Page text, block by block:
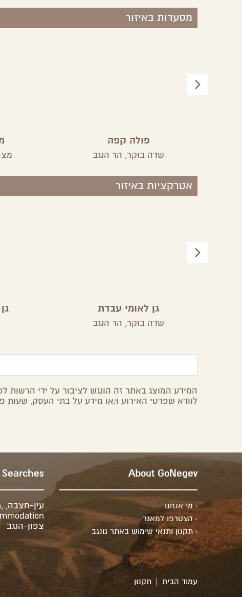
מסעדות באיזור
פולה קפה
שדה בוקר, הר הנגב
אטרקציות באיזור
גן לאומי עבדת
שדה בוקר, הר הנגב
המידע המוצג באתר זה הונגש לציבור על ידי הרשות
לוודא שפרטי האירוע ו/או מידע על בתי העסק, שעות
About GoNegev
מי אנחנו
הצטרפו למאגר
תקנון ותנאי שימוש באתר גונגב
עין-חצבה,
,
צפון-הנגב
עמוד הבית תקנון